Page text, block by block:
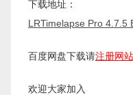
下载地址：
LRTimelapse Pro 4.7.5
百度网盘下载请注册网
欢迎大家加入